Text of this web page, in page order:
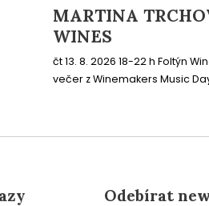
MARTINA
WINES
čt 13. 8. 2026 18-22 h Foltýn
večer z Winemakers Music
Odebírat